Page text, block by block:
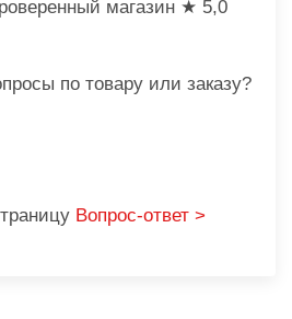
магазин ★ 5,0
по товару или заказу?
Вопрос-ответ >